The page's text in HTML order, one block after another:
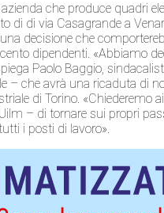
che produce quadri
di di via Casagrande a
decisione che
dipendenti. «Abbiamo
Paolo Baggio,
– che avrà una ricaduta di
di Torino. «Chiederemo
– di tornare sui propri
i posti di lavoro».